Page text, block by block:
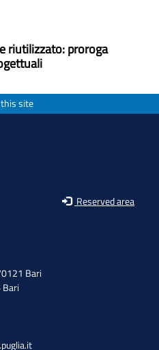
riutilizzato: proroga
site
Reserved area
Bari